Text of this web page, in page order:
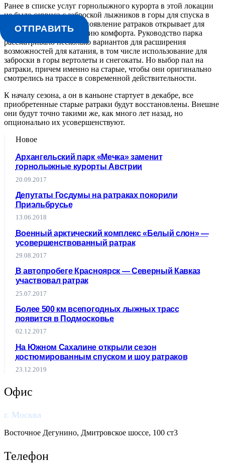
ОТПРАВИТЬ
Ранее в списке услуг горнолыжного курорта в этой локации
не было сервиса с заброской лыжников в горы для спуска в
стиле фрирайдеров, но появление ратраков открывает для
отдыхающих новую опцию комфорта. Руководство парка
рассматривало несколько вариантов для расширения
возможностей для катания, в том числе использование для
заброски в горы вертолеты и снегокаты. Но выбор пал на
ратраки, причем именно на старые, чтобы они оригинально
смотрелись на трассе в современной действительности.
К началу сезона, а он в каньоне стартует в декабре, все
приобретенные старые ратраки будут восстановлены. Внешне
они будут точно такими же, как много лет назад, но
опционально их усовершенствуют.
Новое
Архангельский парк «Мечка» заменит
горнолыжные курорты Австрии
20.09.2017
Депутаты Госдумы на ратраках покорили
Приэльбрусье
13.06.2018
Военный арктический комплекс «Белый слон» ―
усовершенствованный ратрак
29.08.2017
В автопробеге Красноярск ― Северный Кавказ
участвовал ратрак
25.07.2017
Более 500 км всепогодных лыжных трасс
появится в Подмосковье
02.12.2017
На Южном Сахалине открыли сезон
костюмированным спуском и шоу ратраков
23.12.2019
Офис
г. Москва
​Восточное Дегунино, Дмитровское шоссе, 100 ст3
Телефон